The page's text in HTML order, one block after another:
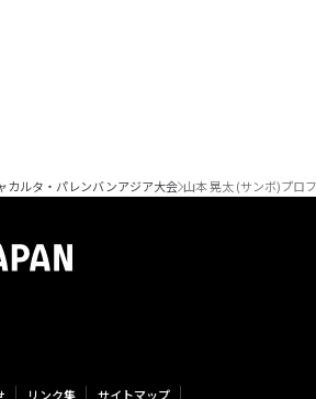
カルタ・パレンバンアジア大会 山本 晃太 (サンボ)プロ
リンク集 サイトマップ